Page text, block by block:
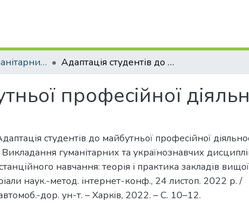
Викладання гуманітарних та українознавчих дисциплін засобами дистанційного навчання: теорія і практика закладів вищої освіти Адаптація студентів до майбутньої професійної діяльності
професійної
студентів до майбутньої професійної
гуманітарних та українознавчих
навчання: теорія і практика закладів вищої
наук.-метод. інтернет-конф., 24 листоп. 2022 р. /
дор. ун-т. – Харкiв, 2022. – С. 10–12.